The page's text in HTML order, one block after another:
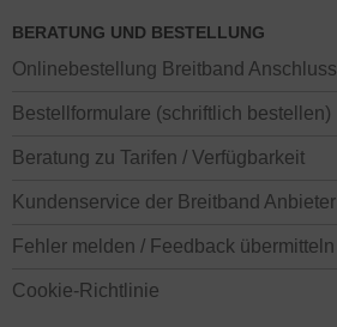
BERATUNG UND BESTELLUNG
Onlinebestellung Breitband Anschluss
Bestellformulare (schriftlich bestellen)
Beratung zu Tarifen / Verfügbarkeit
Kundenservice der Breitband Anbieter
Fehler melden / Feedback übermitteln
Cookie-Richtlinie